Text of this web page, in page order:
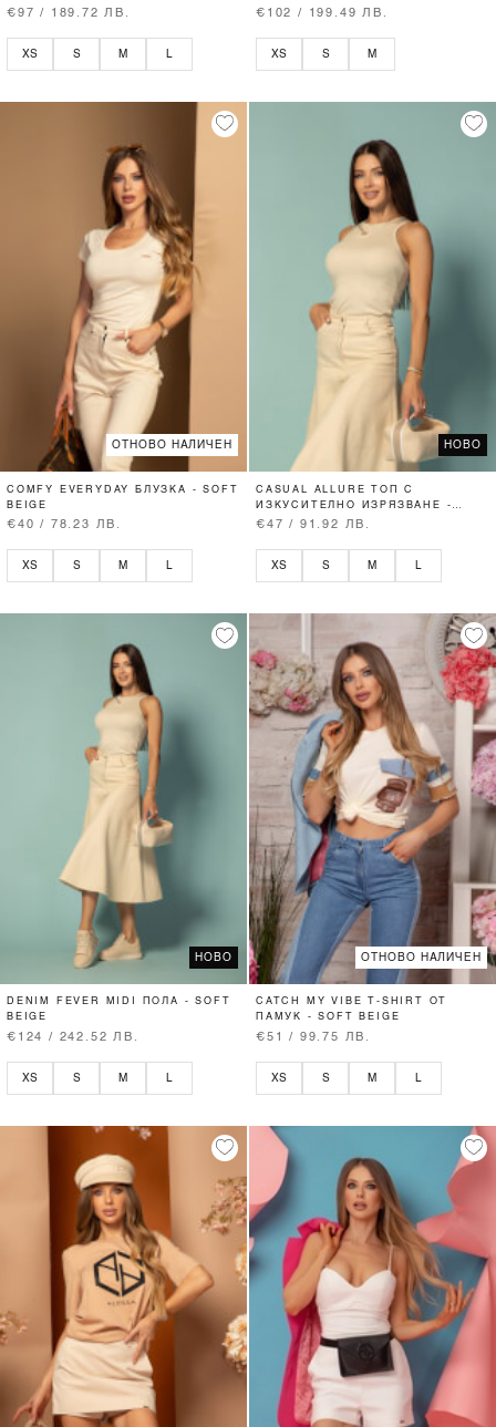
€97 / 189.72 ЛВ.
XS S M
€102 / 199.49 ЛВ.
XS S M
ОТНОВО НАЛИЧЕН
COMFY EVERYDAY БЛУЗКА - SOFT
BEIGE
€40 / 78.23 ЛВ.
XS S M L
НОВО
CASUAL ALLURE ТОП С
ИЗКУСИТЕЛНО ИЗРЯЗВАНЕ -
SOFT BEIGE
€47 / 91.92 ЛВ.
XS S M L
НОВО
DENIM FEVER MIDI ПОЛА - SOFT
BEIGE
€124 / 242.52 ЛВ.
XS S M
ОТНОВО НАЛИЧЕН
CATCH MY VIBE T-SHIRT ОТ
ПАМУК - SOFT BEIGE
€51 / 99.75 ЛВ.
XS S M